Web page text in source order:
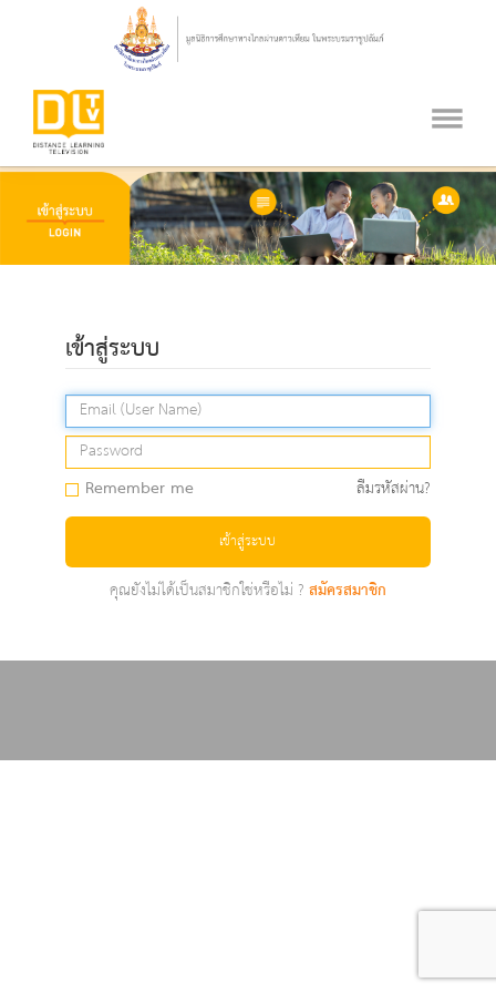
เข้าสู่ระบบ
Remember me ลืมรหัสผ่าน?
เข้าสู่ระบบ
คุณยังไม่ได้เป็นสมาชิกใช่หรือไม่ ?สมัครสมาชิก